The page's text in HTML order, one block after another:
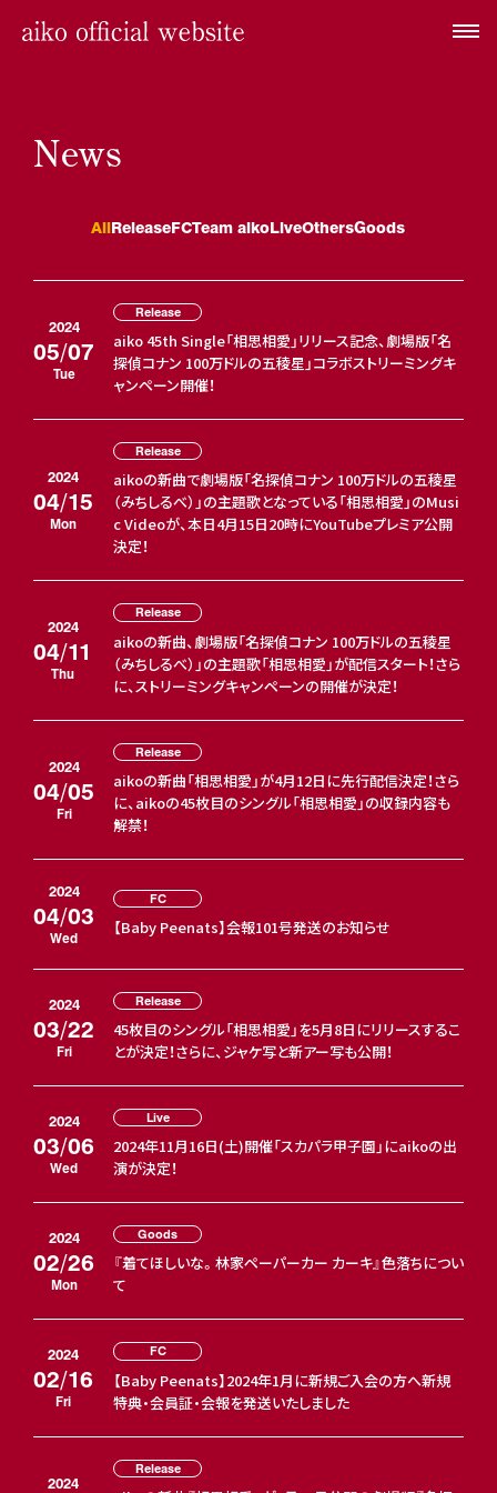
News
AllReleaseFCTeam aikoLiveOthersGoods
2024
05/07
Tue
Release
aiko 45th Single「相思相愛」リリース記念、劇場版「名
探偵コナン 100万ドルの五稜星」コラボストリーミングキ
ャンペーン開催！
2024
04/15
Mon
Release
aikoの新曲で劇場版「名探偵コナン 100万ドルの五稜星
（みちしるべ）」の主題歌となっている「相思相愛」のMusi
c Videoが、本日4月15日20時にYouTubeプレミア公開
決定！
2024
04/11
Thu
Release
aikoの新曲、劇場版「名探偵コナン 100万ドルの五稜星
（みちしるべ）」の主題歌「相思相愛」が配信スタート！さら
に、ストリーミングキャンペーンの開催が決定！
2024
04/05
Fri
Release
aikoの新曲「相思相愛」が4月12日に先行配信決定！さら
に、aikoの45枚目のシングル「相思相愛」の収録内容も
解禁！
2024
04/03
Wed
FC
【Baby Peenats】会報101号発送のお知らせ
2024
03/22
Fri
Release
45枚目のシングル「相思相愛」を5月8日にリリースするこ
とが決定！さらに、ジャケ写と新アー写も公開！
2024
03/06
Wed
Live
2024年11月16日(土)開催「スカパラ甲子園」にaikoの出
演が決定！
2024
02/26
Mon
Goods
『着てほしいな。林家ペーパーカー カーキ』色落ちについ
て
2024
02/16
Fri
FC
【Baby Peenats】2024年1月に新規ご入会の方へ新規
特典・会員証・会報を発送いたしました
2024
Release